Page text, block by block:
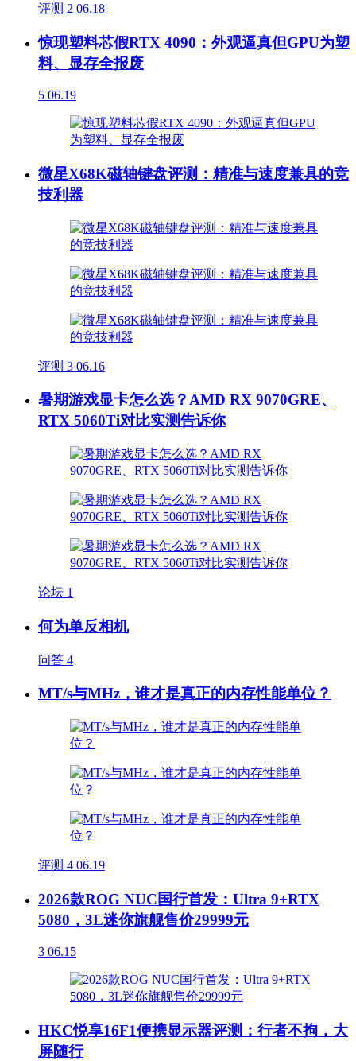
评测 2 06.18
惊现塑料芯假RTX 4090：外观逼真但GPU为塑
料、显存全报废
5 06.19
微星X68K磁轴键盘评测：精准与速度兼具的竞
技利器
评测 3 06.16
暑期游戏显卡怎么选？AMD RX 9070GRE、
RTX 5060Ti对比实测告诉你
论坛 1
何为单反相机
问答 4
MT/s与MHz，谁才是真正的内存性能单位？
评测 4 06.19
2026款ROG NUC国行首发：Ultra 9+RTX
5080，3L迷你旗舰售价29999元
3 06.15
HKC悦享16F1便携显示器评测：行者不拘，大
屏随行